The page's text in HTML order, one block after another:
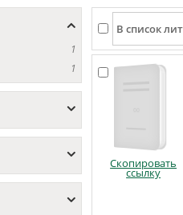
1
1
Скопировать
ссылку